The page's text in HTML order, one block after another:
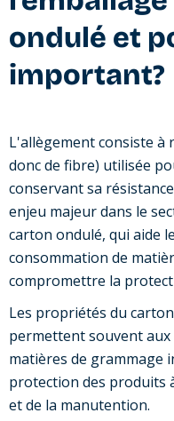
ondulé et
important?
L'allègement consiste à
donc de fibre) utilisée
conservant sa
enjeu majeur dans le
carton ondulé, qui aide
consommation de
compromettre la
Les propriétés du
permettent souvent
matières de grammage
protection des produits
et de la manutention.